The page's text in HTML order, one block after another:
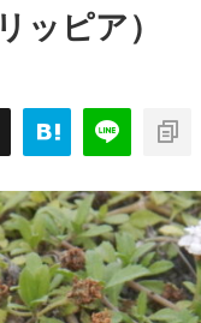
ッピア）